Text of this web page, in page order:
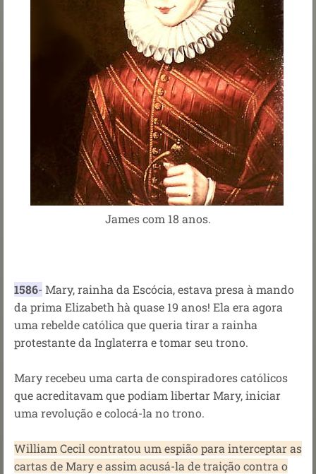
James com 18 anos.
1586- Mary, rainha da Escócia, estava presa à mando
da prima Elizabeth hà quase 19 anos! Ela era agora
uma rebelde católica que queria tirar a rainha
protestante da Inglaterra e tomar seu trono.
Mary recebeu uma carta de conspiradores católicos
que acreditavam que podiam libertar Mary, iniciar
uma revolução e colocá-la no trono.
William Cecil contratou um espião para interceptar as
cartas de Mary e assim acusá-la de traição contra o